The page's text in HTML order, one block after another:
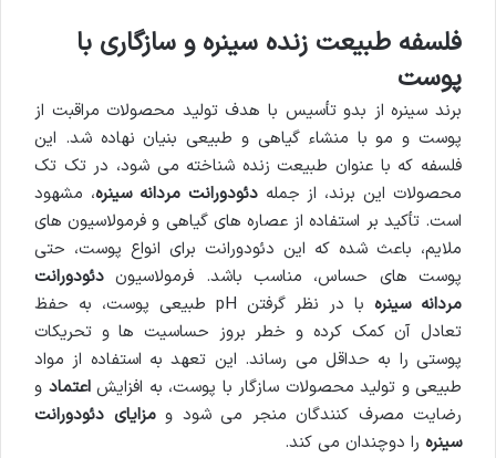
فلسفه طبیعت زنده سینره و سازگاری با
پوست
برند سینره از بدو تأسیس با هدف تولید محصولات مراقبت از
پوست و مو با منشاء گیاهی و طبیعی بنیان نهاده شد. این
فلسفه که با عنوان طبیعت زنده شناخته می شود، در تک تک
محصولات این برند، از جملهدئودورانت مردانه سینره، مشهود
است. تأکید بر استفاده از عصاره های گیاهی و فرمولاسیون های
ملایم، باعث شده که این دئودورانت برای انواع پوست، حتی
پوست های حساس، مناسب باشد. فرمولاسیون دئودورانت
مردانه سینره
با در نظر گرفتن pH طبیعی پوست، به حفظ
تعادل آن کمک کرده و خطر بروز حساسیت ها و تحریکات
پوستی را به حداقل می رساند. این تعهد به استفاده از مواد
طبیعی و تولید محصولات سازگار با پوست، به افزایشاعتماد و
رضایت مصرف کنندگان منجر می شود ومزایای دئودورانت
سینره را دوچندان می کند.